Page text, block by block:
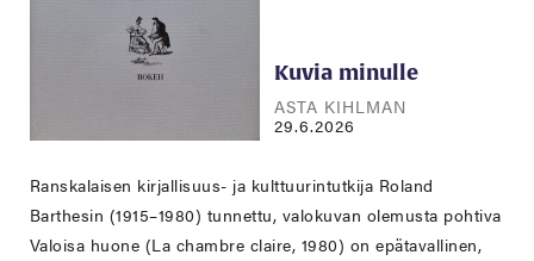
Kuvia minulle
ASTA KIHLMAN
29.6.2026
Ranskalaisen kirjallisuus- ja kulttuurintutkija Roland
Barthesin (1915–1980) tunnettu, valokuvan olemusta pohtiva
Valoisa huone (La chambre claire, 1980) on epätavallinen,